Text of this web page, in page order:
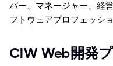
バー、マネージャー、経
フトウェアプロフェッシ
CIW Web開発